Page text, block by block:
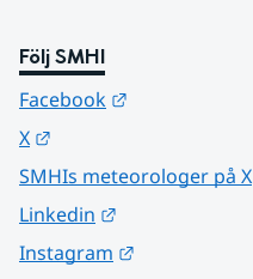
Följ SMHI
Facebook
X
SMHIs meteorologer på X
Linkedin
Instagram